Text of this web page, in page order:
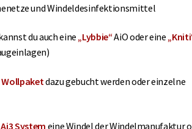
und Windeldesinfektionsmittel
du auch eine„Lybbie“AiO oder eine
Wollpaketdazu gebucht werden oder einzelne
Ai3 System eine Windel der Windelmanufaktur